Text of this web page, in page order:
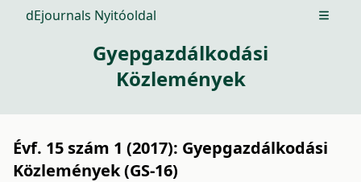
dEjournals Nyitóoldal Open
Gyepgazdálkodási
Közlemények
Évf. 15 szám 1 (2017): Gyepgazdálkodási
Közlemények (GS-16)